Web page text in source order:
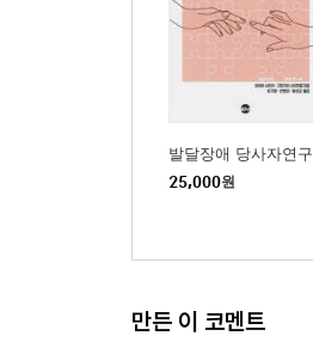
발달장애 당사자연구
25,000원
만든 이 코멘트